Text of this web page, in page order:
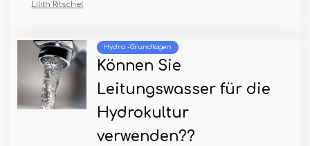
Lilith Ritschel
Hydro -Grundlagen
Können Sie
Leitungswasser für die
Hydrokultur
verwenden??